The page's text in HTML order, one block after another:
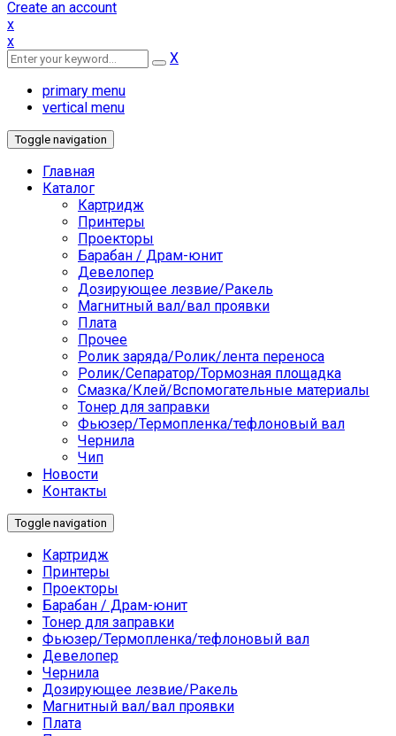
Create an account
x
x
X
primary menu
vertical menu
Toggle navigation
Главная
Каталог
Картридж
Принтеры
Проекторы
Барабан / Драм-юнит
Девелопер
Дозирующее лезвие/Ракель
Магнитный вал/вал проявки
Плата
Прочее
Ролик заряда/Ролик/лента переноса
Ролик/Сепаратор/Тормозная площадка
Смазка/Клей/Вспомогательные материалы
Тонер для заправки
Фьюзер/Термопленка/тефлоновый вал
Чернила
Чип
Новости
Контакты
Toggle navigation
Картридж
Принтеры
Проекторы
Барабан / Драм-юнит
Тонер для заправки
Фьюзер/Термопленка/тефлоновый вал
Девелопер
Чернила
Дозирующее лезвие/Ракель
Магнитный вал/вал проявки
Плата